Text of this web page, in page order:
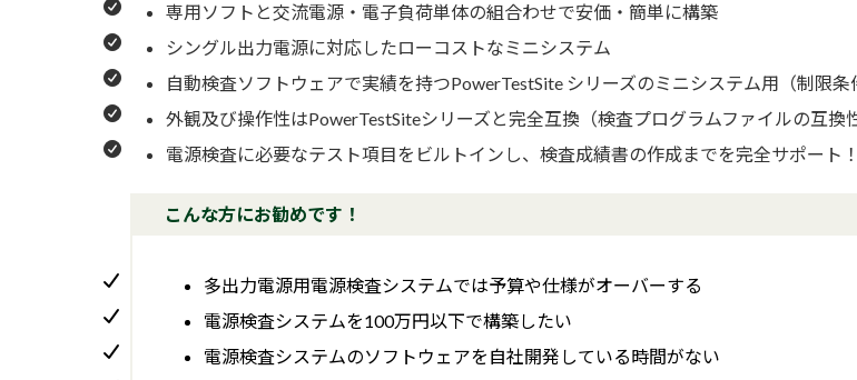
専用ソフトと交流電源・電子負荷単体の組合わせで安価・簡単に構築
シングル出力電源に対応したローコストなミニシステム
自動検査ソフトウェアで実績を持つPowerTestSite シリーズのミニシステム用（制限条
外観及び操作性はPowerTestSiteシリーズと完全互換（検査プログラムファイルの互換
電源検査に必要なテスト項目をビルトインし、検査成績書の作成までを完全サポート！
こんな方にお勧めです！
多出力電源用電源検査システムでは予算や仕様がオーバーする
電源検査システムを100万円以下で構築したい
電源検査システムのソフトウェアを自社開発している時間がない